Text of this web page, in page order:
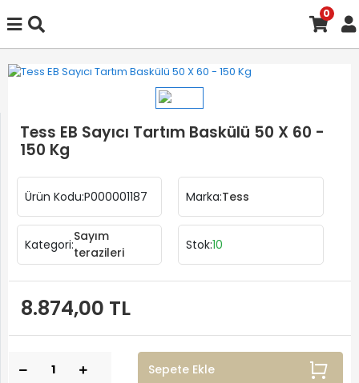
0
Tess EB Sayıcı Tartım Baskülü 50 X 60 -
150 Kg
Ürün Kodu:P000001187 Marka:Tess
Kategori:
Sayım
terazileri
Stok:10
8.874,00 TL
Sepete Ekle